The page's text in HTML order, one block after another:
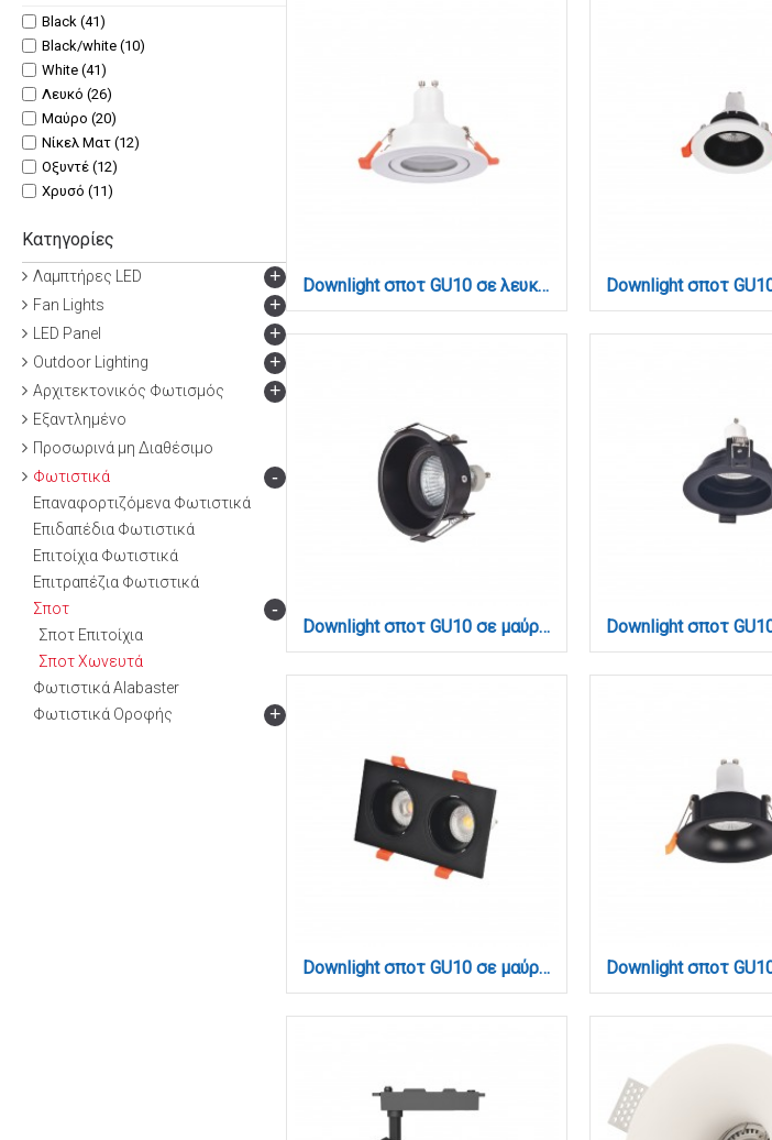
Black (41)
Black/white (10)
White (41)
Λευκό (26)
Μαύρο (20)
Νίκελ Ματ (12)
Οξυντέ (12)
Χρυσό (11)
Χρώμιο (19)
Κατηγορίες
Λαμπτήρες LED +
Fan Lights +
LED Panel +
Outdoor Lighting +
Αρχιτεκτονικός Φωτισμός +
Εξαντλημένο
Προσωρινά μη Διαθέσιμο
Φωτιστικά
-
Επαναφορτιζόμενα Φωτιστικά
Επιδαπέδια Φωτιστικά
Επιτοίχια Φωτιστικά
Επιτραπέζια Φωτιστικά
Σποτ
-
Σποτ Επιτοίχια
Σποτ Χωνευτά
Φωτιστικά Alabaster
Φωτιστικά Οροφής
+
Downlight σποτ GU10 σε λευκή απόχρωση (X00350W)
Downlight σποτ GU10 σε μαύρη απόχρωση (X0010-Black)
Downlight σποτ GU10 σε μαύρη απόχρωση (X00330B)